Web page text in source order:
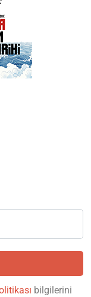
bilgilerini